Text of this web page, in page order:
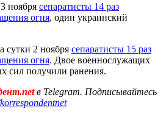
ноября сепаратисты 14 раз
огня, один украинский
сутки 2 ноября сепаратисты 15 раз
огня. Двое военнослужащих
сил получили ранения.
в Telegram. Подписывайтесь